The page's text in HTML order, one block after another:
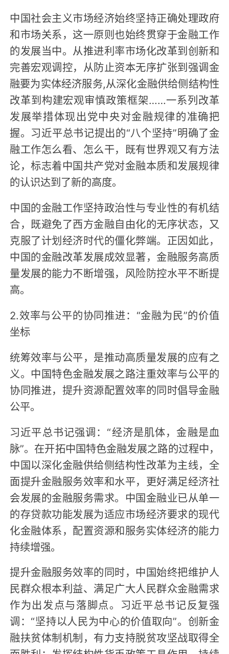
中国社会主义市场经济始终坚持正确处理政府
和市场关系，这一原则也始终贯穿于金融工作
的发展当中。从推进利率市场化改革到创新和
完善宏观调控，从防止资本无序扩张到强调金
融要为实体经济服务,从深化金融供给侧结构性
改革到构建宏观审慎政策框架……一系列改革
发展举措体现出党中央对金融规律的准确把
握。习近平总书记提出的“八个坚持”明确了金
融工作怎么看、怎么干，既有世界观又有方法
论，标志着中国共产党对金融本质和发展规律
的认识达到了新的高度。
中国的金融工作坚持政治性与专业性的有机结
合，既避免了西方金融自由化的无序状态，又
克服了计划经济时代的僵化弊端。正因如此，
中国的金融改革发展成效显著，金融服务高质
量发展的能力不断增强，风险防控水平不断提
高。
2.效率与公平的协同推进：“金融为民”的价值
坐标
统筹效率与公平，是推动高质量发展的应有之
义。中国特色金融发展之路注重效率与公平的
协同推进，提升资源配置效率的同时倡导金融
公平。
习近平总书记强调：“经济是肌体，金融是血
脉”。在开拓中国特色金融发展之路的过程中，
中国以深化金融供给侧结构性改革为主线，全
面提升金融服务效率和水平，更好满足经济社
会发展的金融服务需求。中国金融业已从单一
的存贷款功能发展为适应市场经济要求的现代
化金融体系，配置资源和服务实体经济的能力
持续增强。
提升金融服务效率的同时，中国始终把维护人
民群众根本利益、满足广大人民群众金融需求
作为出发点与落脚点。习近平总书记反复强
调：“坚持以人民为中心的价值取向”。创新金
融扶贫体制机制，有力支持脱贫攻坚战取得全